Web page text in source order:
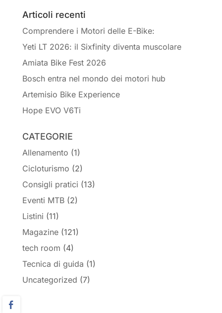
Articoli recenti
Comprendere i Motori delle E-Bike:
Yeti LT 2026: il Sixfinity diventa muscolare
Amiata Bike Fest 2026
Bosch entra nel mondo dei motori hub
Artemisio Bike Experience
Hope EVO V6Ti
CATEGORIE
Allenamento (1)
Cicloturismo (2)
Consigli pratici (13)
Eventi MTB(2)
Listini (11)
Magazine(121)
tech room (4)
Tecnica di guida (1)
Uncategorized (7)